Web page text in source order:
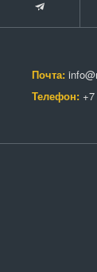
Почта:
Телефон: